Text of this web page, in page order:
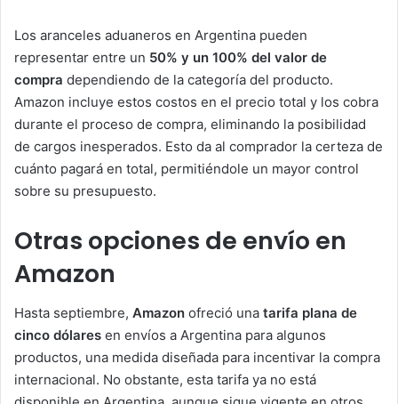
Los aranceles aduaneros en Argentina pueden
representar entre un 50% y un 100% del valor de
compra dependiendo de la categoría del producto.
Amazon incluye estos costos en el precio total y los cobra
durante el proceso de compra, eliminando la posibilidad
de cargos inesperados. Esto da al comprador la certeza de
cuánto pagará en total, permitiéndole un mayor control
sobre su presupuesto.
Otras opciones de envío en
Amazon
Hasta septiembre, Amazon ofreció una tarifa plana de
cinco dólares en envíos a Argentina para algunos
productos, una medida diseñada para incentivar la compra
internacional. No obstante, esta tarifa ya no está